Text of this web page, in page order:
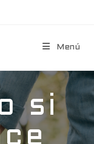
Menú
si